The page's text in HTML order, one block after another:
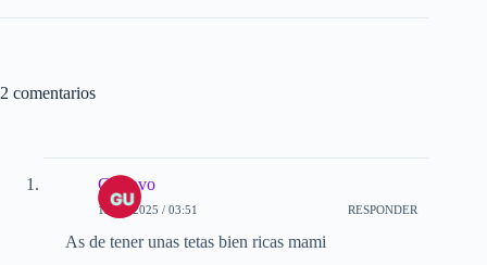
2 comentarios
Gustavo
12-03-2025 / 03:51 RESPONDER
As de tener unas tetas bien ricas mami